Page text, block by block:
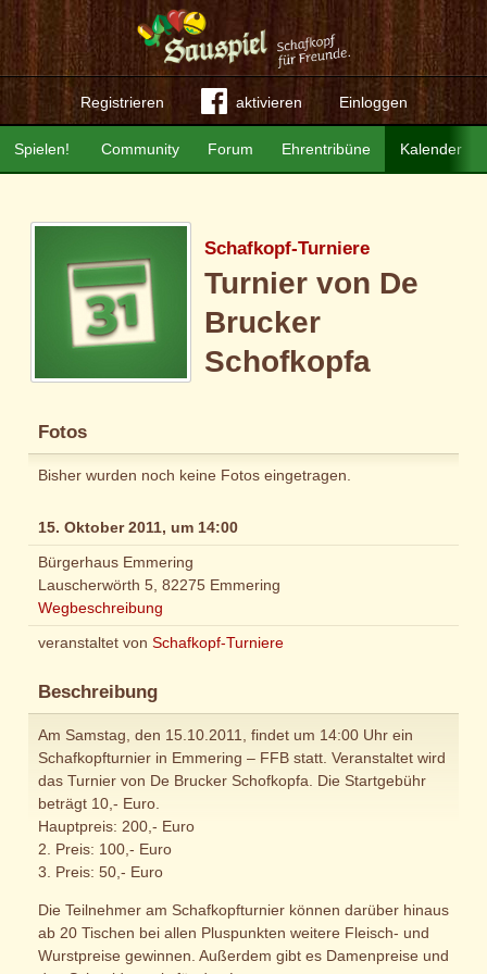
Registrieren aktivieren Einloggen
Community Forum Ehrentribüne Kalender
Spielen!
Schafkopf-Turniere
Turnier von De
Brucker
Schofkopfa
Fotos
Bisher wurden noch keine Fotos eingetragen.
15. Oktober 2011, um 14:00
Bürgerhaus Emmering
Lauscherwörth 5, 82275 Emmering
Wegbeschreibung
veranstaltet von Schafkopf-Turniere
Beschreibung
Am Samstag, den 15.10.2011, findet um 14:00 Uhr ein
Schafkopfturnier in Emmering – FFB statt. Veranstaltet wird
das Turnier von De Brucker Schofkopfa. Die Startgebühr
beträgt 10,- Euro.
Hauptpreis: 200,- Euro
2. Preis: 100,- Euro
3. Preis: 50,- Euro
Die Teilnehmer am Schafkopfturnier können darüber hinaus
ab 20 Tischen bei allen Pluspunkten weitere Fleisch- und
Wurstpreise gewinnen. Außerdem gibt es Damenpreise und